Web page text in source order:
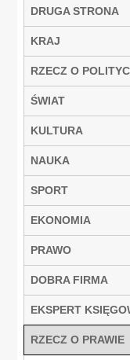
DRUGA STRONA
KRAJ
RZECZ O
ŚWIAT
KULTURA
NAUKA
SPORT
EKONOMIA
PRAWO
DOBRA FIRMA
EKSPERT
RZECZ O PRAWIE